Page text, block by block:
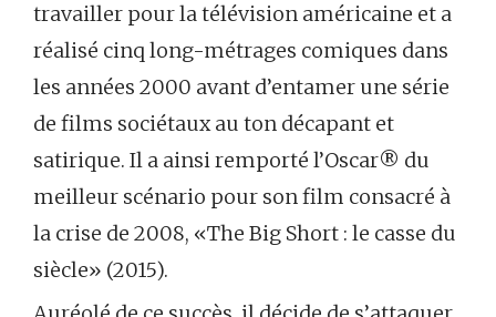
travailler pour la télévision américaine et a
réalisé cinq long-métrages comiques dans
les années 2000 avant d’entamer une série
de films sociétaux au ton décapant et
satirique. Il a ainsi remporté l’Oscar® du
meilleur scénario pour son film consacré à
la crise de 2008, «The Big Short : le casse du
siècle» (2015).